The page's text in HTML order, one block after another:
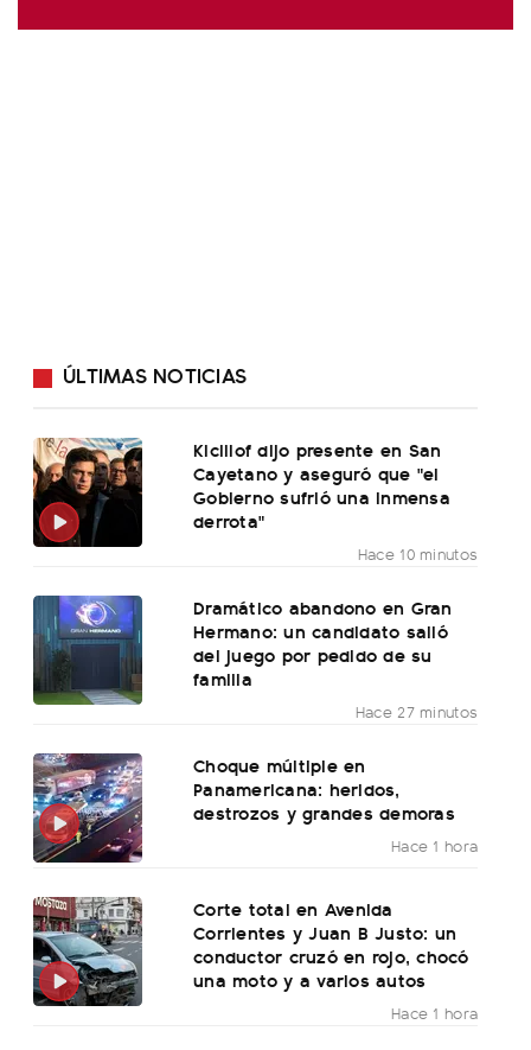
ÚLTIMAS NOTICIAS
Kicillof dijo presente en San
Cayetano y aseguró que "el
Gobierno sufrió una inmensa
derrota"
Hace 10 minutos
Dramático abandono en Gran
Hermano: un candidato salió
del juego por pedido de su
familia
Hace 27 minutos
Choque múltiple en
Panamericana: heridos,
destrozos y grandes demoras
Hace 1 hora
Corte total en Avenida
Corrientes y Juan B Justo: un
conductor cruzó en rojo, chocó
una moto y a varios autos
Hace 1 hora